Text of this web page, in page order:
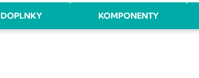
DOPLNKY KOMPONENTY